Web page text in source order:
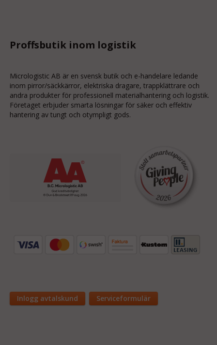
Proffsbutik inom logistik
Micrologistic AB är en svensk butik och e-handelare ledande
inom pirror/säckkärror, elektriska dragare, trappklättrare och
andra produkter för professionell materialhantering och logistik.
Företaget erbjuder smarta lösningar för säker och effektiv
hantering av tungt och otympligt gods.
Inlogg avtalskund Serviceformulär